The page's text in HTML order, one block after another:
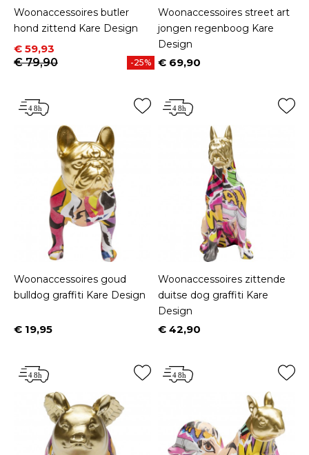
Woonaccessoires butler
hond zittend Kare Design
Prijs
€ 59,93
Normale prijs
€ 79,90
-25%
Woonaccessoires street art
jongen regenboog Kare
Design
Prijs
€ 69,90
Woonaccessoires goud
bulldog graffiti Kare Design
Prijs
€ 19,95
Woonaccessoires zittende
duitse dog graffiti Kare
Design
Prijs
€ 42,90